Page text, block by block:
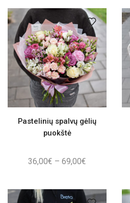
Pastelinių spalvų gėlių
puokštė
36,00€ – 69,00€
through